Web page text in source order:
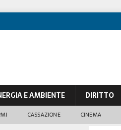
E AMBIENTE DIRITTO
CASSAZIONE CINEMA